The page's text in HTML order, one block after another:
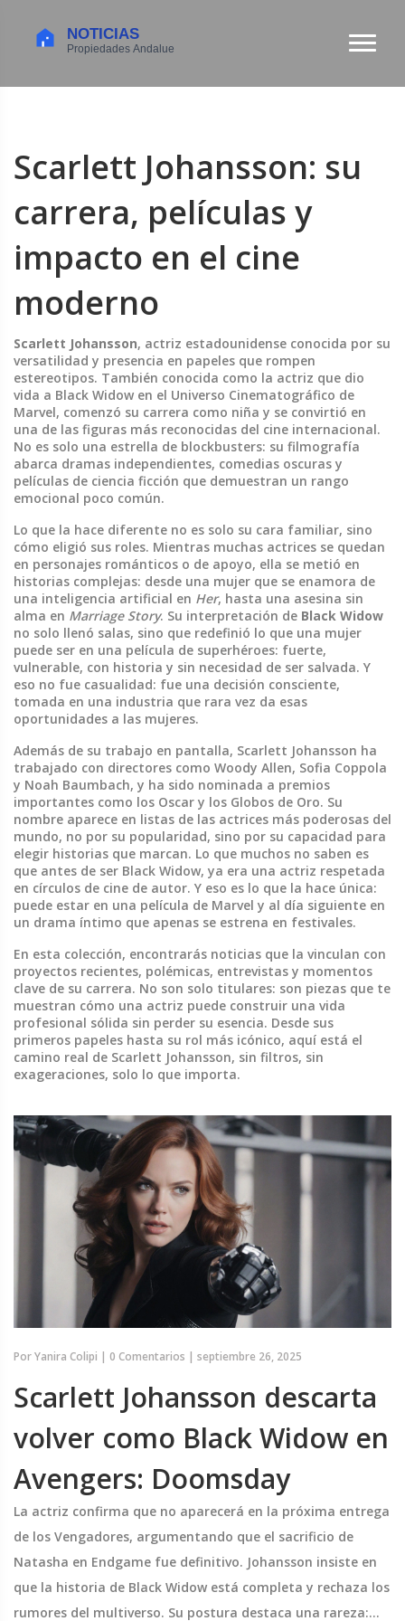
Scarlett Johansson: su
carrera, películas y
impacto en el cine
moderno
Scarlett Johansson, actriz estadounidense conocida por su
versatilidad y presencia en papeles que rompen
estereotipos. También conocida como la actriz que dio
vida a Black Widow en el Universo Cinematográfico de
Marvel, comenzó su carrera como niña y se convirtió en
una de las figuras más reconocidas del cine internacional.
No es solo una estrella de blockbusters: su filmografía
abarca dramas independientes, comedias oscuras y
películas de ciencia ficción que demuestran un rango
emocional poco común.
Lo que la hace diferente no es solo su cara familiar, sino
cómo eligió sus roles. Mientras muchas actrices se quedan
en personajes románticos o de apoyo, ella se metió en
historias complejas: desde una mujer que se enamora de
una inteligencia artificial en Her, hasta una asesina sin
alma en Marriage Story. Su interpretación de Black Widow
no solo llenó salas, sino que redefinió lo que una mujer
puede ser en una película de superhéroes: fuerte,
vulnerable, con historia y sin necesidad de ser salvada. Y
eso no fue casualidad: fue una decisión consciente,
tomada en una industria que rara vez da esas
oportunidades a las mujeres.
Además de su trabajo en pantalla, Scarlett Johansson ha
trabajado con directores como Woody Allen, Sofia Coppola
y Noah Baumbach, y ha sido nominada a premios
importantes como los Oscar y los Globos de Oro. Su
nombre aparece en listas de las actrices más poderosas del
mundo, no por su popularidad, sino por su capacidad para
elegir historias que marcan. Lo que muchos no saben es
que antes de ser Black Widow, ya era una actriz respetada
en círculos de cine de autor. Y eso es lo que la hace única:
puede estar en una película de Marvel y al día siguiente en
un drama íntimo que apenas se estrena en festivales.
En esta colección, encontrarás noticias que la vinculan con
proyectos recientes, polémicas, entrevistas y momentos
clave de su carrera. No son solo titulares: son piezas que te
muestran cómo una actriz puede construir una vida
profesional sólida sin perder su esencia. Desde sus
primeros papeles hasta su rol más icónico, aquí está el
camino real de Scarlett Johansson, sin filtros, sin
exageraciones, solo lo que importa.
PorYanira Colipi | 0 Comentarios | septiembre 26, 2025
Scarlett Johansson descarta
volver como Black Widow en
Avengers: Doomsday
La actriz confirma que no aparecerá en la próxima entrega
de los Vengadores, argumentando que el sacrificio de
Natasha en Endgame fue definitivo. Johansson insiste en
que la historia de Black Widow está completa y rechaza los
rumores del multiverso. Su postura destaca una rareza: